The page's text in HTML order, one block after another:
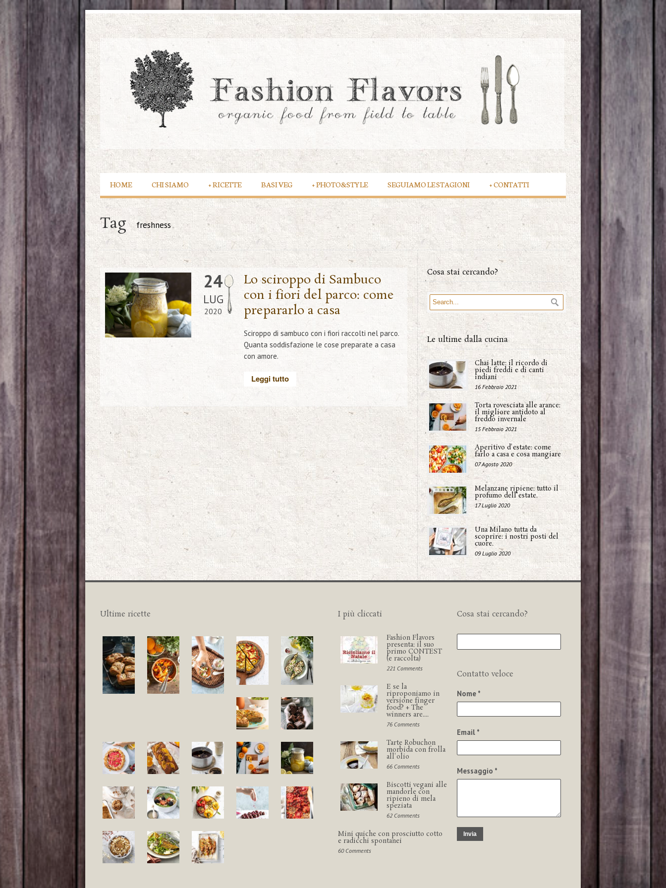
HOME CHI SIAMO RICETTE
+ BASI VEG PHOTO&STYLE
+ SEGUIAMO LE STAGIONI CONTATTI
+
Tag freshness
24
LUG
2020
Lo sciroppo di Sambuco
con i fiori del parco: come
prepararlo a casa
Sciroppo di sambuco con i fiori raccolti nel parco.
Quanta soddisfazione le cose preparate a casa
con amore.
Leggi tutto
Cosa stai cercando?
Le ultime dalla cucina
Chai latte: il ricordo di
piedi freddi e di canti
indiani
16 Febbraio 2021
Torta rovesciata alle arance:
il migliore antidoto al
freddo invernale
15 Febbraio 2021
Aperitivo d'estate: come
farlo a casa e cosa mangiare
07 Agosto 2020
Melanzane ripiene: tutto il
profumo dell'estate.
17 Luglio 2020
Una Milano tutta da
scoprire: i nostri posti del
cuore.
09 Luglio 2020
Ultime ricette I più cliccati
Fashion Flavors
presenta: il suo
primo CONTEST
(e raccolta)
221 Comments
E se la
riproponiamo in
versione finger
food? + The
winners are....
76 Comments
Tarte Robuchon
morbida con frolla
all'olio
66 Comments
Biscotti vegani alle
mandorle con
ripieno di mela
speziata
62 Comments
Mini quiche con prosciutto cotto
e radicchi spontanei
60 Comments
Cosa stai cercando?
Contatto veloce
Nome *
Email *
Messaggio *
Invia